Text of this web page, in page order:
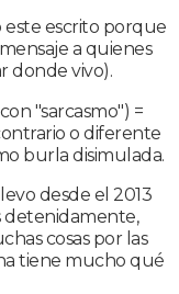
este escrito porque
a quienes
donde vivo).
"sarcasmo") =
o diferente
burla disimulada.
desde el 2013
detenidamente,
cosas por las
tiene mucho qué